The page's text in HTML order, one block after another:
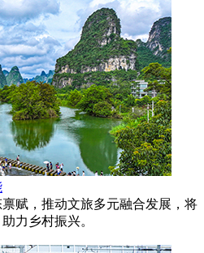
赋，推动文旅多元融合发展，将
力乡村振兴。